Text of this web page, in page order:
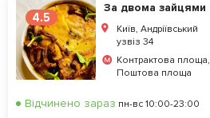
4.5
За двома зайцями
Київ, Андріївський
узвіз 34
Контрактова площа,
Поштова площа
Відчинено зараз пн-вс 10:00-23:00